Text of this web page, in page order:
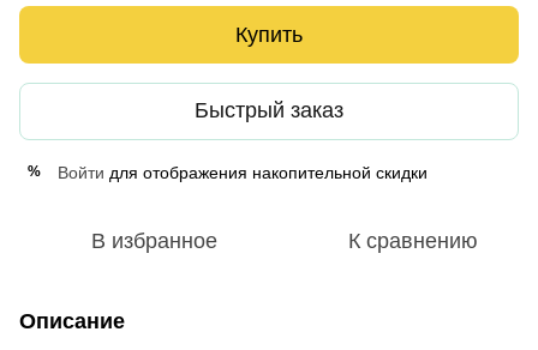
Купить
Быстрый заказ
% Войти для отображения накопительной скидки
В избранное К сравнению
Описание